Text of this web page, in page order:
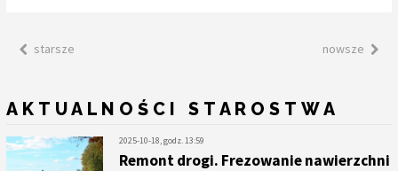
starsze nowsze
AKTUALNOŚCI STAROSTWA
2025-10-18, godz. 13:59
Remont drogi. Frezowanie nawierzchni